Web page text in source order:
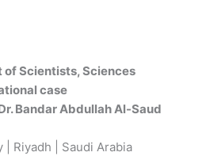
Scientists, Sciences,
case
Bandar Abdullah Al-Saud
Riyadh | Saudi Arabia